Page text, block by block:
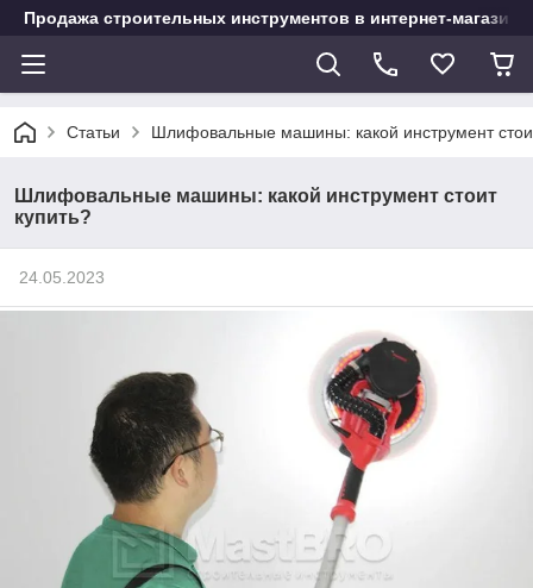
Продажа строительных инструментов в интернет-магазине
Статьи Шлифовальные машины: какой инструмент
Шлифовальные машины: какой инструмент стоит
купить?
24.05.2023